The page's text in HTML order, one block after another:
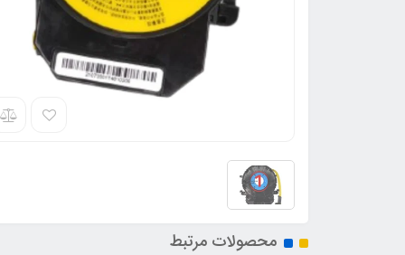
محصولات مرتبط